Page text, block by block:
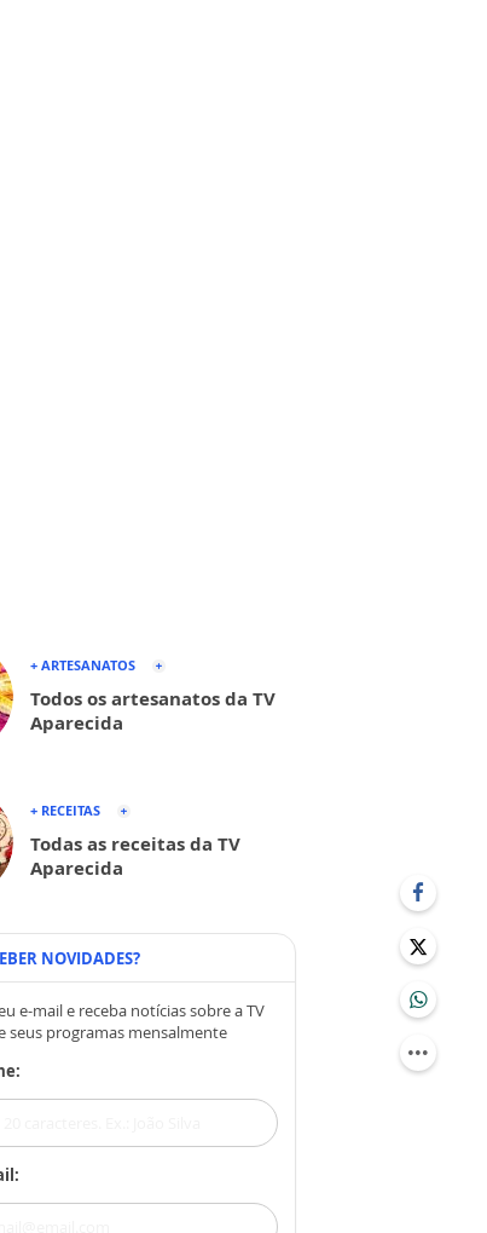
+ ARTESANATOS
Todos os artesanatos da TV
Aparecida
+ RECEITAS
Todas as receitas da TV
Aparecida
NOVIDADES?
e-mail e receba notícias sobre a TV
seus programas mensalmente